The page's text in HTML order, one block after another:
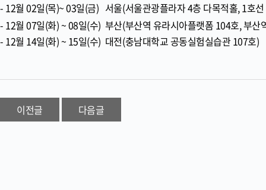
- 12월 02일(목)~ 03일(금) 서울(서울관광플라자 4층 다목적홀, 1호
- 12월 07일(화) ~ 08일(수) 부산(부산역 유라시아플랫폼 104호, 부산
- 12월 14일(화) ~ 15일(수) 대전(충남대학교 공동실험실습관 107호)
이전글 다음글